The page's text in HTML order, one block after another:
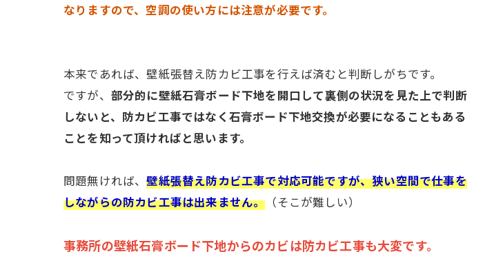
なりますので、空調の使い方には注意が必要です。
本来であれば、壁紙張替え防カビ工事を行えば済むと判断しがちです。
ですが、 部分的に壁紙石膏ボード下地を開口して裏側の状況を見た上で判断
しないと、防カビ工事ではなく石膏ボード下地交換が必要になることもある
ことを知って頂ければと思います。
問題無ければ、壁紙張替え防カビ工事で対応可能ですが、狭い空間で仕事を
しながらの防カビ工事は出来ません。 （そこが難しい）
事務所の壁紙石膏ボード下地からのカビは防カビ工事も大変です。